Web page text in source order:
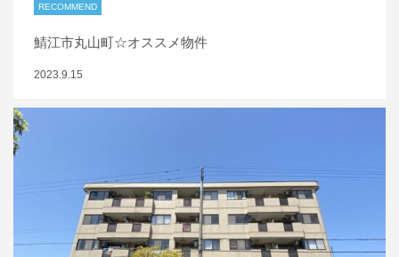
RECOMMEND
鯖江市丸山町☆オススメ物件
2023.9.15